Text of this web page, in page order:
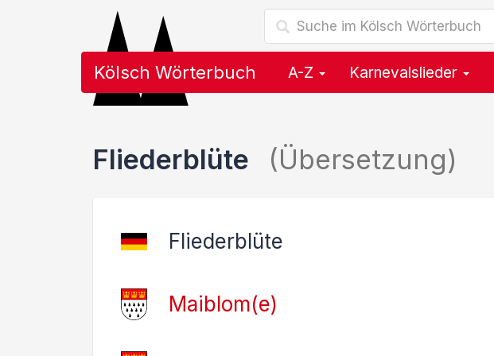
Kölsch Wörterbuch A-Z Karnevalslieder
Fliederblüte (Übersetzung)
Fliederblüte
Maiblom(e)